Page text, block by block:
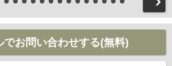
でお問い合わせする(無料)